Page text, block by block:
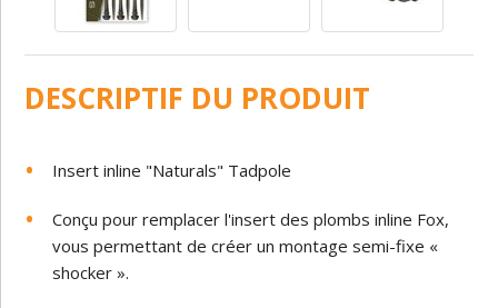
DESCRIPTIF DU PRODUIT
Insert inline "Naturals" Tadpole
Conçu pour remplacer l'insert des plombs inline Fox,
vous permettant de créer un montage semi-fixe «
shocker ».